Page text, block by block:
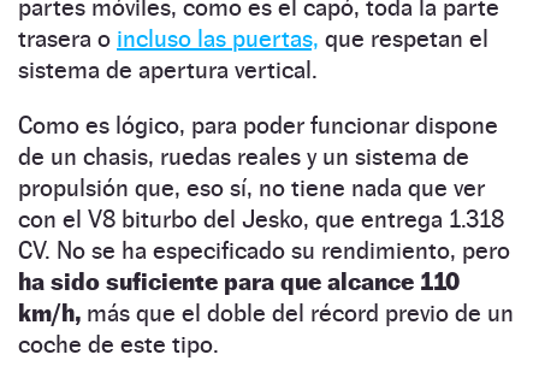
partes móviles, como es el capó, toda la parte
trasera o incluso las puertas, que respetan el
sistema de apertura vertical.
Como es lógico, para poder funcionar dispone
de un chasis, ruedas reales y un sistema de
propulsión que, eso sí, no tiene nada que ver
con el V8 biturbo del Jesko, que entrega 1.318
CV. No se ha especificado su rendimiento, pero
ha sido suficiente para que alcance 110
km/h, más que el doble del récord previo de un
coche de este tipo.